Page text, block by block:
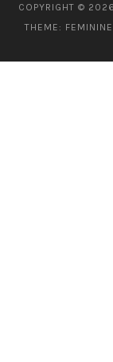
COPYRIGHT © 2026
THEME: